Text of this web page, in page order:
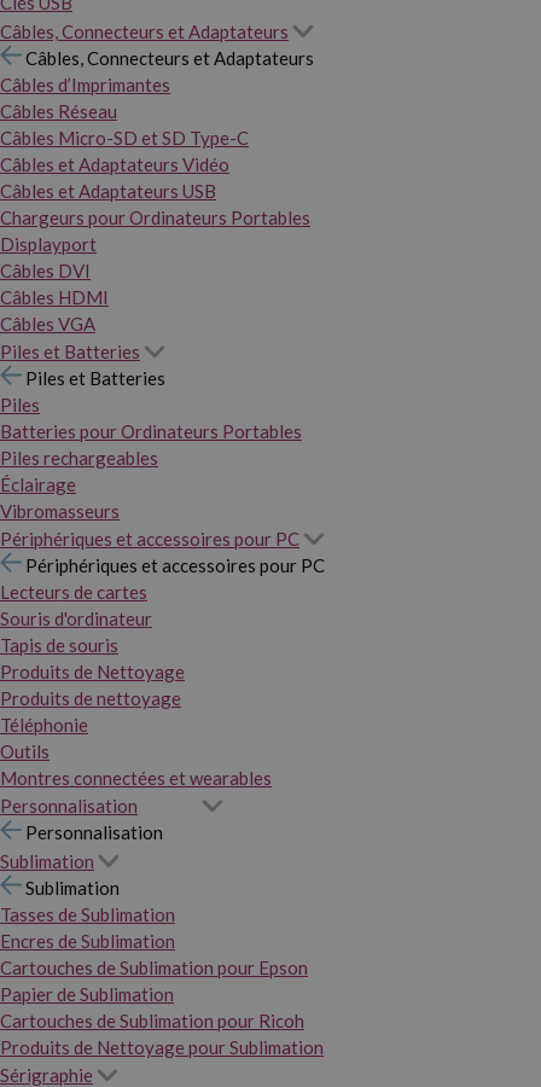
Câbles, Connecteurs et Adaptateurs
Câbles, Connecteurs et Adaptateurs
Câbles d’Imprimantes
Câbles Réseau
Câbles Micro-SD et SD Type-C
Câbles et Adaptateurs Vidéo
Câbles et Adaptateurs USB
Chargeurs pour Ordinateurs Portables
Displayport
Câbles DVI
Câbles HDMI
Câbles VGA
Piles et Batteries
Piles et Batteries
Piles
Batteries pour Ordinateurs Portables
Piles rechargeables
Éclairage
Vibromasseurs
Périphériques et accessoires pour PC
Périphériques et accessoires pour PC
Lecteurs de cartes
Souris d'ordinateur
Tapis de souris
Produits de Nettoyage
Produits de nettoyage
Téléphonie
Outils
Montres connectées et wearables
Personnalisation
Personnalisation
Sublimation
Sublimation
Tasses de Sublimation
Encres de Sublimation
Cartouches de Sublimation pour Epson
Papier de Sublimation
Cartouches de Sublimation pour Ricoh
Produits de Nettoyage pour Sublimation
Sérigraphie